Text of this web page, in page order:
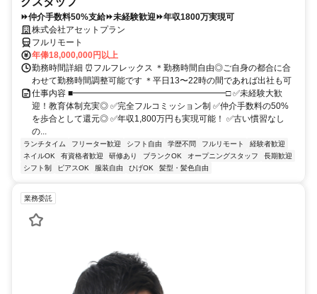
⏩仲介手数料50%支給⏩未経験歓迎⏩年収1800万実現可
株式会社アセットプラン
フルリモート
年俸18,000,000円以上
勤務時間詳細 ⏰フルフレックス ＊勤務時間自由◎ご自身の都合に合
わせて勤務時間調整可能です ＊平日13〜22時の間であれば出社も可
仕事内容 ■━━━━━━━━━━━━━━━━━━□ ✅未経験大歓
迎！教育体制充実◎ ✅完全フルコミッション制 ✅仲介手数料の50%
を歩合として還元◎ ✅年収1,800万円も実現可能！ ✅古い慣習なし
の...
ランチタイム フリーター歓迎 シフト自由 学歴不問 フルリモート
経験者歓迎
ネイルOK
有資格者歓迎 研修あり ブランクOK オープニングスタッフ
長期歓迎
シフト制
ピアスOK 服装自由 ひげOK 髪型・髪色自由
業務委託